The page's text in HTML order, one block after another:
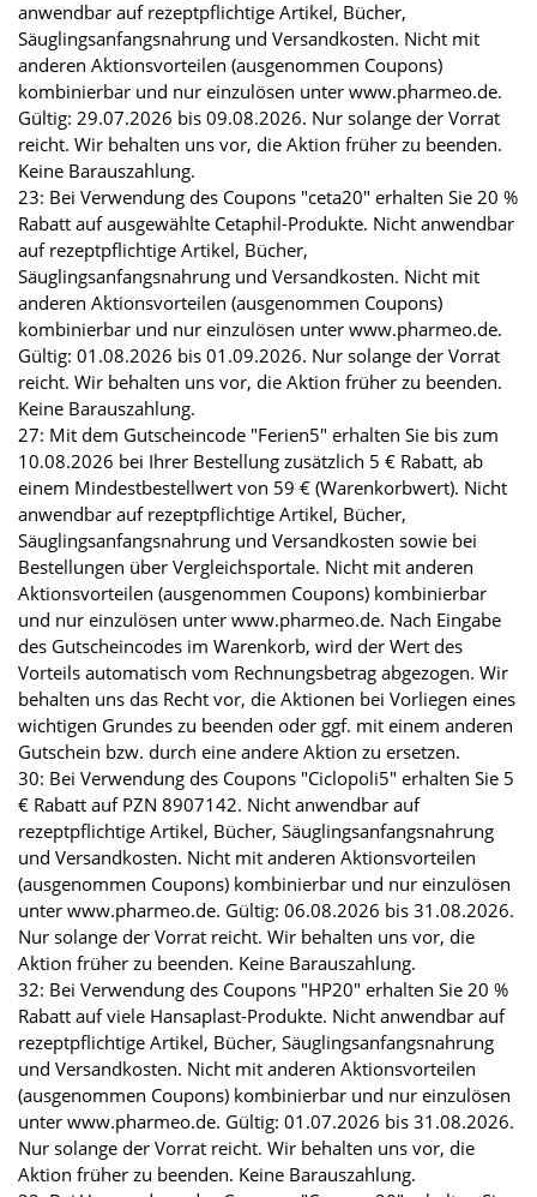
anwendbar auf rezeptpflichtige Artikel, Bücher,
Säuglingsanfangsnahrung und Versandkosten. Nicht mit
anderen Aktionsvorteilen (ausgenommen Coupons)
kombinierbar und nur einzulösen unter www.pharmeo.de.
Gültig: 29.07.2026 bis 09.08.2026. Nur solange der Vorrat
reicht. Wir behalten uns vor, die Aktion früher zu beenden.
Keine Barauszahlung.
23: Bei Verwendung des Coupons "ceta20" erhalten Sie 20 %
Rabatt auf ausgewählte Cetaphil-Produkte. Nicht anwendbar
auf rezeptpflichtige Artikel, Bücher,
Säuglingsanfangsnahrung und Versandkosten. Nicht mit
anderen Aktionsvorteilen (ausgenommen Coupons)
kombinierbar und nur einzulösen unter www.pharmeo.de.
Gültig: 01.08.2026 bis 01.09.2026. Nur solange der Vorrat
reicht. Wir behalten uns vor, die Aktion früher zu beenden.
Keine Barauszahlung.
27: Mit dem Gutscheincode "Ferien5" erhalten Sie bis zum
10.08.2026 bei Ihrer Bestellung zusätzlich 5 € Rabatt, ab
einem Mindestbestellwert von 59 € (Warenkorbwert). Nicht
anwendbar auf rezeptpflichtige Artikel, Bücher,
Säuglingsanfangsnahrung und Versandkosten sowie bei
Bestellungen über Vergleichsportale. Nicht mit anderen
Aktionsvorteilen (ausgenommen Coupons) kombinierbar
und nur einzulösen unter www.pharmeo.de. Nach Eingabe
des Gutscheincodes im Warenkorb, wird der Wert des
Vorteils automatisch vom Rechnungsbetrag abgezogen. Wir
behalten uns das Recht vor, die Aktionen bei Vorliegen eines
wichtigen Grundes zu beenden oder ggf. mit einem anderen
Gutschein bzw. durch eine andere Aktion zu ersetzen.
30: Bei Verwendung des Coupons "Ciclopoli5" erhalten Sie 5
€ Rabatt auf PZN 8907142. Nicht anwendbar auf
rezeptpflichtige Artikel, Bücher, Säuglingsanfangsnahrung
und Versandkosten. Nicht mit anderen Aktionsvorteilen
(ausgenommen Coupons) kombinierbar und nur einzulösen
unter www.pharmeo.de. Gültig: 06.08.2026 bis 31.08.2026.
Nur solange der Vorrat reicht. Wir behalten uns vor, die
Aktion früher zu beenden. Keine Barauszahlung.
32: Bei Verwendung des Coupons "HP20" erhalten Sie 20 %
Rabatt auf viele Hansaplast-Produkte. Nicht anwendbar auf
rezeptpflichtige Artikel, Bücher, Säuglingsanfangsnahrung
und Versandkosten. Nicht mit anderen Aktionsvorteilen
(ausgenommen Coupons) kombinierbar und nur einzulösen
unter www.pharmeo.de. Gültig: 01.07.2026 bis 31.08.2026.
Nur solange der Vorrat reicht. Wir behalten uns vor, die
Aktion früher zu beenden. Keine Barauszahlung.